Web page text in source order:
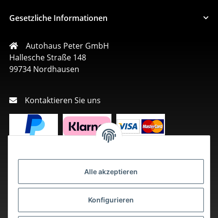
Alle akzeptieren
Konfigurieren
Gesetzliche Informationen
Autohaus Peter GmbH
Hallesche Straße 148
99734 Nordhausen
Kontaktieren Sie uns